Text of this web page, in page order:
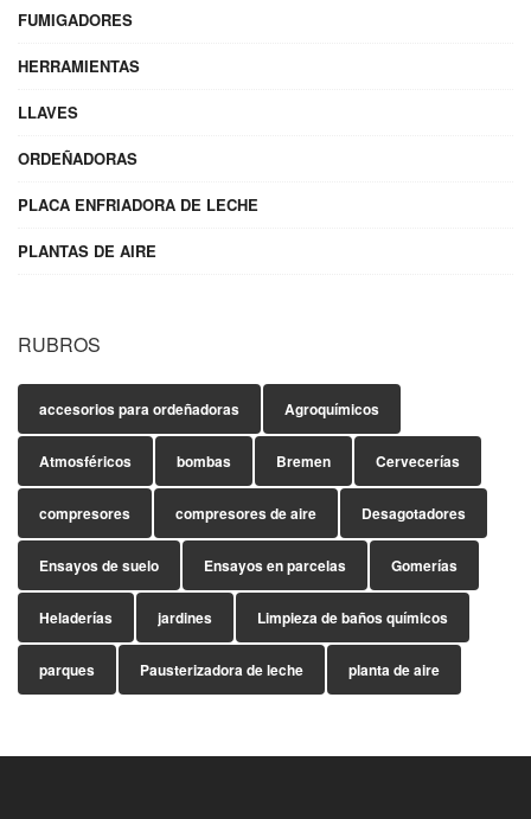
FUMIGADORES
HERRAMIENTAS
LLAVES
ORDEÑADORAS
PLACA ENFRIADORA DE LECHE
PLANTAS DE AIRE
RUBROS
accesorios para ordeñadoras Agroquímicos
Atmosféricos bombas Bremen Cervecerías
compresores compresores de aire Desagotadores
Ensayos de suelo Ensayos en parcelas Gomerías
Heladerías jardines Limpieza de baños químicos
parques Pausterizadora de leche planta de aire